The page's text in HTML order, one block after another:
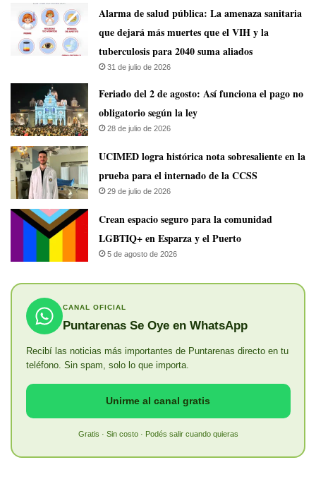
​Alarma de salud pública: La amenaza sanitaria
que dejará más muertes que el VIH y la
tuberculosis para 2040 suma aliados
31 de julio de 2026
Feriado del 2 de agosto: Así funciona el pago no
obligatorio según la ley
28 de julio de 2026
UCIMED logra histórica nota sobresaliente en la
prueba para el internado de la CCSS
29 de julio de 2026
Crean espacio seguro para la comunidad
LGBTIQ+ en Esparza y el Puerto
5 de agosto de 2026
CANAL OFICIAL
Puntarenas Se Oye en WhatsApp
Recibí las noticias más importantes de Puntarenas directo en tu
teléfono. Sin spam, solo lo que importa.
Unirme al canal gratis
Gratis · Sin costo · Podés salir cuando quieras